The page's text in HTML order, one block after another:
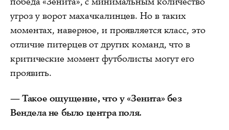
угроз у ворот махачкалинцев. Но в таких
моментах, наверное, и проявляется класс, это
отличие питерцев от других команд, что в
критические момент футболисты могут его
проявить.
— Такое ощущение, что у «Зенита» без
Вендела не было центра поля.